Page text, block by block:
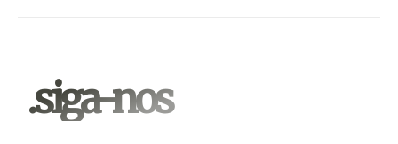
.siga-nos